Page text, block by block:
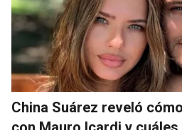
China Suárez reveló